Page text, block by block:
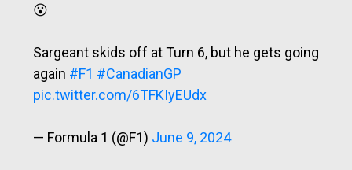
😮
Sargeant skids off at Turn 6, but he gets going
again #F1 #CanadianGP
pic.twitter.com/6TFKIyEUdx
— Formula 1 (@F1) June 9, 2024